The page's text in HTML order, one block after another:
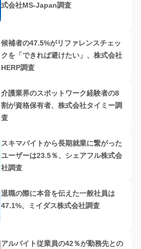
式会社MS-Japan調査
候補者の47.5%がリファレンスチェッ
クを「できれば避けたい」、株式会社
HERP調査
介護業界のスポットワーク経験者の8
割が資格保有者、株式会社タイミー調
査
スキマバイトから長期就業に繋がった
ユーザーは23.5％、シェアフル株式会
社調査
退職の際に本音を伝えた一般社員は
47.1%、ミイダス株式会社調査
アルバイト従業員の42％が勤務先との